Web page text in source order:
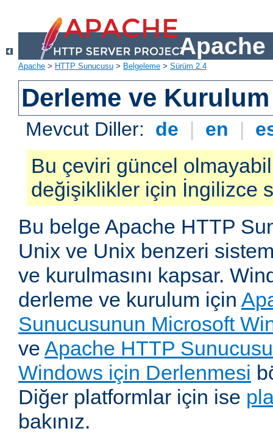
Apache
Apache > HTTP Sunucusu > Belgeleme > Sürüm 2.4
Derleme ve Kurulum
Mevcut Diller: de | en |
Bu çeviri güncel
değişiklikler için İngilizce
Bu belge Apache HTTP
Unix ve Unix benzeri
ve kurulmasını kapsar.
derleme ve kurulum için
Sunucusunun Microsoft
ve Apache HTTP
Windows için Derlenmesi
Diğer platformlar için ise
bakınız.